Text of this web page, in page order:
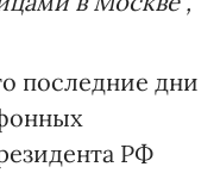
последние дни
РФ